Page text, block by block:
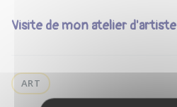
Visite de mon atelier d'artiste
ART